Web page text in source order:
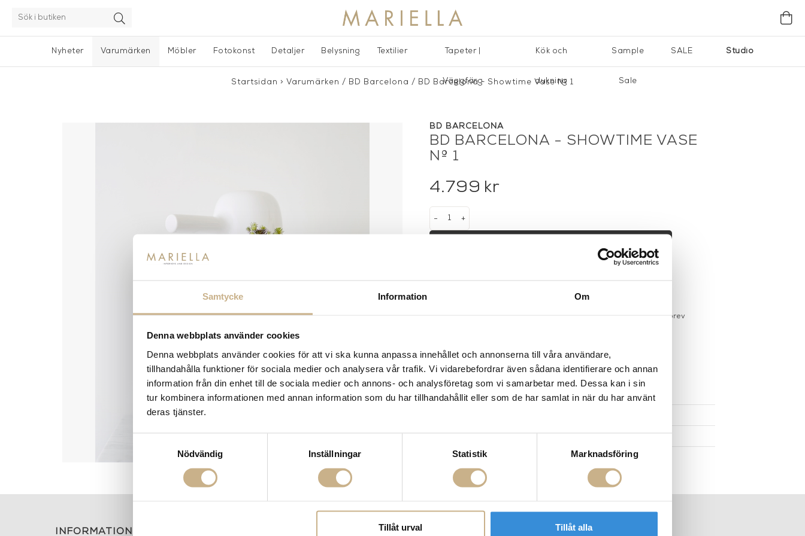
Samtycke Information Om
Denna webbplats använder cookies
Denna webbplats använder cookies för att vi ska kunna anpassa innehållet och annonserna till våra användare,
tillhandahålla funktioner för sociala medier och analysera vår trafik. Vi vidarebefordrar även sådana identifierare och annan
information från din enhet till de sociala medier och annons- och analysföretag som vi samarbetar med. Dessa kan i sin
tur kombinera informationen med annan information som du har tillhandahållit eller som de har samlat in när du har använt
deras tjänster.
Nödvändig
Inställningar Statistik Marknadsföring
Tillåt urval Tillåt alla
Nyheter Studio
Varumärken Möbler Fotokonst Detaljer Belysning Textilier Tapeter |
Väggfärg
Kök och
dukning
Sample
Sale
SALE
Startsidan > Varumärken / BD Barcelona / BD Barcelona - Showtime Vase Nº 1
BD BARCELONA
BD BARCELONA - SHOWTIME VASE
Nº 1
4.799 kr
+
-
Leverans inom 3-5 arbetsdagar på lagervaror
när du registrerar dig för vårt nyhetsbrev
Hämta i butik
FRÅGA OSS OM PRODUKTEN
INFORMATION POPULÄRA KATEGORIER NYHETSBREV